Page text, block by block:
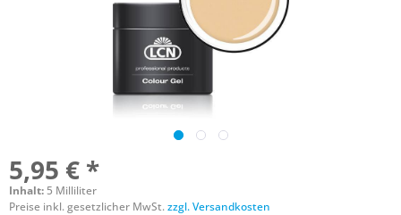
5,95 € *
Inhalt: 5 Milliliter
Preise inkl. gesetzlicher MwSt.zzgl. Versandkosten